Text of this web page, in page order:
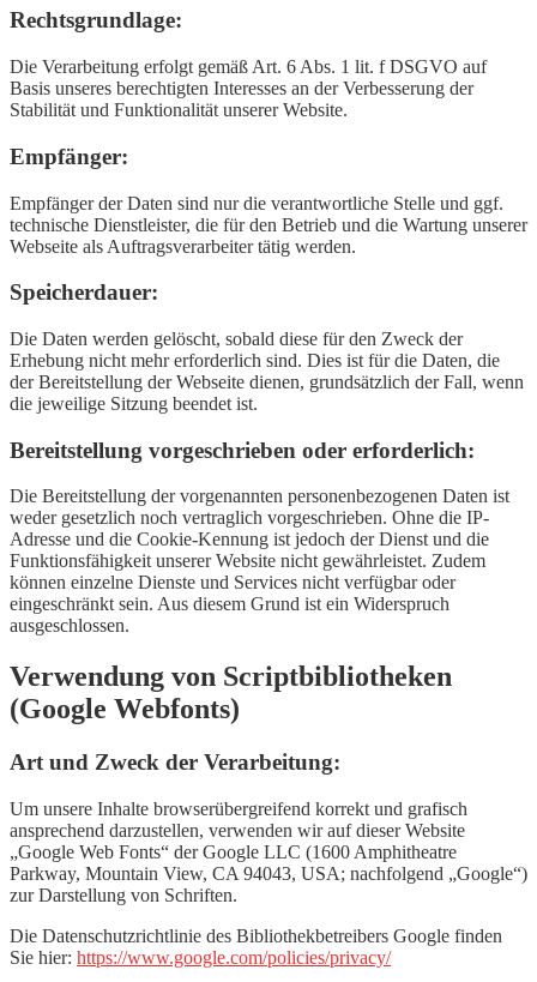
Rechtsgrundlage:
Die Verarbeitung erfolgt gemäß Art. 6 Abs. 1 lit. f DSGVO auf
Basis unseres berechtigten Interesses an der Verbesserung der
Stabilität und Funktionalität unserer Website.
Empfänger:
Empfänger der Daten sind nur die verantwortliche Stelle und ggf.
technische Dienstleister, die für den Betrieb und die Wartung unserer
Webseite als Auftragsverarbeiter tätig werden.
Speicherdauer:
Die Daten werden gelöscht, sobald diese für den Zweck der
Erhebung nicht mehr erforderlich sind. Dies ist für die Daten, die
der Bereitstellung der Webseite dienen, grundsätzlich der Fall, wenn
die jeweilige Sitzung beendet ist.
Bereitstellung vorgeschrieben oder erforderlich:
Die Bereitstellung der vorgenannten personenbezogenen Daten ist
weder gesetzlich noch vertraglich vorgeschrieben. Ohne die IP-
Adresse und die Cookie-Kennung ist jedoch der Dienst und die
Funktionsfähigkeit unserer Website nicht gewährleistet. Zudem
können einzelne Dienste und Services nicht verfügbar oder
eingeschränkt sein. Aus diesem Grund ist ein Widerspruch
ausgeschlossen.
Verwendung von Scriptbibliotheken
(Google Webfonts)
Art und Zweck der Verarbeitung:
Um unsere Inhalte browserübergreifend korrekt und grafisch
ansprechend darzustellen, verwenden wir auf dieser Website
„Google Web Fonts“ der Google LLC (1600 Amphitheatre
Parkway, Mountain View, CA 94043, USA; nachfolgend „Google“)
zur Darstellung von Schriften.
Die Datenschutzrichtlinie des Bibliothekbetreibers Google finden
Sie hier: https://www.google.com/policies/privacy/